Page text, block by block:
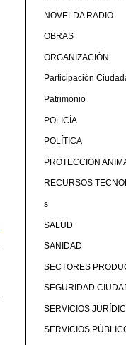
NOVELDA RADIO
OBRAS
ORGANIZACIÓN
Participación
Patrimonio
POLICÍA
POLÍTICA
PROTECCIÓN
RECURSOS
s
SALUD
SANIDAD
SECTORES
SEGURIDAD
SERVICIOS
SERVICIOS